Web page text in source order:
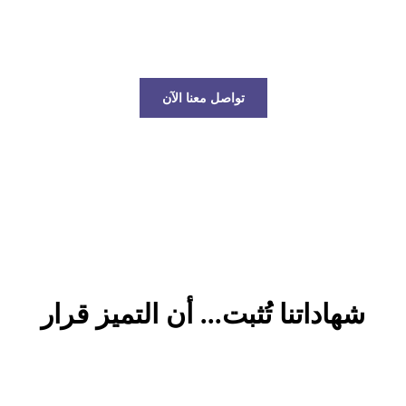
تواصل معنا الآن
شهاداتنا تُثبت... أن التميز قرار